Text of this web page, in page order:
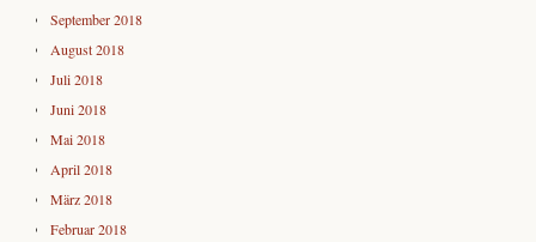
September 2018
August 2018
Juli 2018
Juni 2018
Mai 2018
April 2018
März 2018
Februar 2018